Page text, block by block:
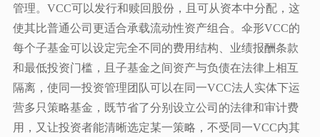
管理。VCC可以发行和赎回股份，且可从资本中分配，这
使其比普通公司更适合承载流动性资产组合。伞形VCC的
每个子基金可以设定完全不同的费用结构、业绩报酬条款
和最低投资门槛，且子基金之间资产与负债在法律上相互
隔离，使同一投资管理团队可以在同一VCC法人实体下运
营多只策略基金，既节省了分别设立公司的法律和审计费
用，又让投资者能清晰选定某一策略，不受同一VCC内其